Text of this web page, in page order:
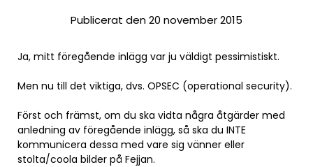
Publicerat den 20 november 2015
Ja, mitt föregående inlägg var ju väldigt pessimistiskt.
Men nu till det viktiga, dvs. OPSEC (operational security).
Först och främst, om du ska vidta några åtgärder med
anledning av föregående inlägg, så ska du INTE
kommunicera dessa med vare sig vänner eller
stolta/coola bilder på Fejjan.